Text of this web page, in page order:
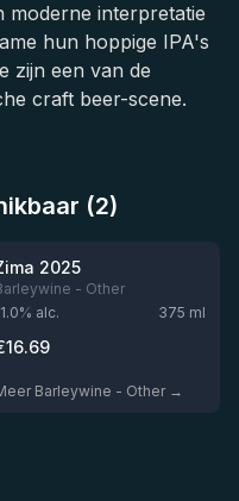
moderne interpretatie
hun hoppige IPA's
zijn een van de
craft beer-scene.
(2)
4.31
2025
- Other
% alc. 375 ml
16.69
Barleywine - Other →